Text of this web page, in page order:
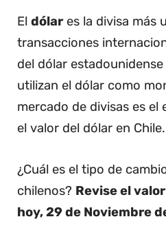
El dólares la divisa más
transacciones
del dólar estadounidense
utilizan el dólar como
mercado de divisas es el
el valor del dólar en Chile.
¿Cuál es el tipo de
chilenos? Revise el
hoy, 29 de Noviembre